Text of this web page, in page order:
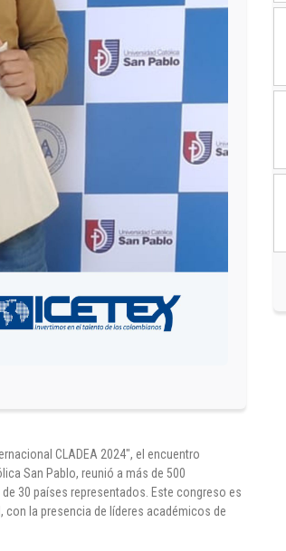
CLADEA 2024", el encuentro
San Pablo, reunió a más de 500
30 países representados. Este congreso es
la presencia de líderes académicos de